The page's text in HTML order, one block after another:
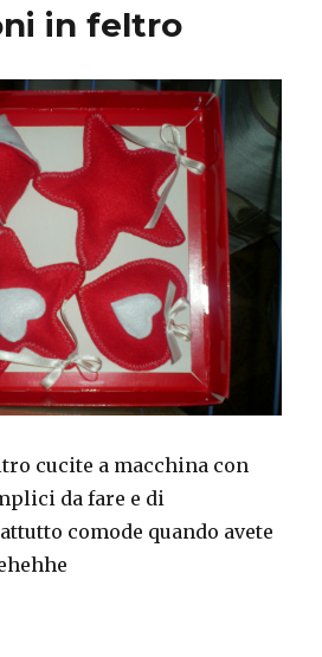
in feltro
cucite a macchina con
da fare e di
comode quando avete